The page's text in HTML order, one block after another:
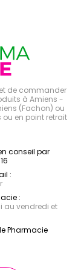
de commander
à Amiens -
(Fachon) ou
ou en point retrait
conseil par
:
:
au vendredi et
Pharmacie